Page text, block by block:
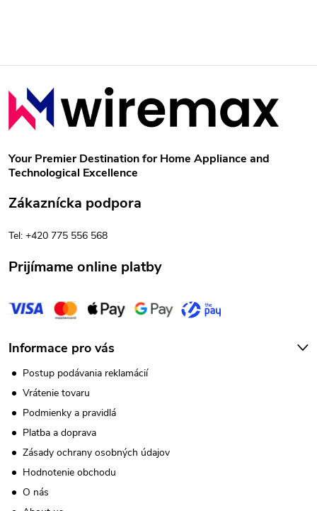
e
p
r
v
k
y
v
ý
p
s
u
Z
á
p
ä
t
e
Your Premier Destination for Home Appliance and
Technological Excellence
Zákaznícka podpora
Tel: +420 775 556 568
Prijímame online platby
Informace pro vás
Postup podávania reklamácií
Vrátenie tovaru
Podmienky a pravidlá
Platba a doprava
Zásady ochrany osobných údajov
Hodnotenie obchodu
O nás